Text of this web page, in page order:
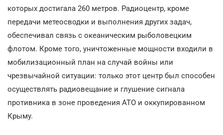
которых достигала 260 метров. Радиоцентр, кроме
передачи метеосводки и выполнения других задач,
обеспечивал связь с океаническим рыболовецким
флотом. Кроме того, уничтоженные мощности входили в
мобилизационный план на случай войны или
чрезвычайной ситуации: только этот центр был способен
осуществлять радиовещание и глушение сигнала
противника в зоне проведения АТО и оккупированном
Крыму.